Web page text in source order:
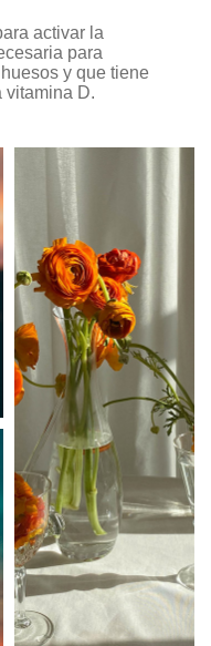
activar la
para
y que tiene
vitamina D.